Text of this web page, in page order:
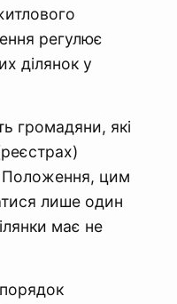
регулює
ділянок у
громадяни, які
Положення, цим
лише один
має не